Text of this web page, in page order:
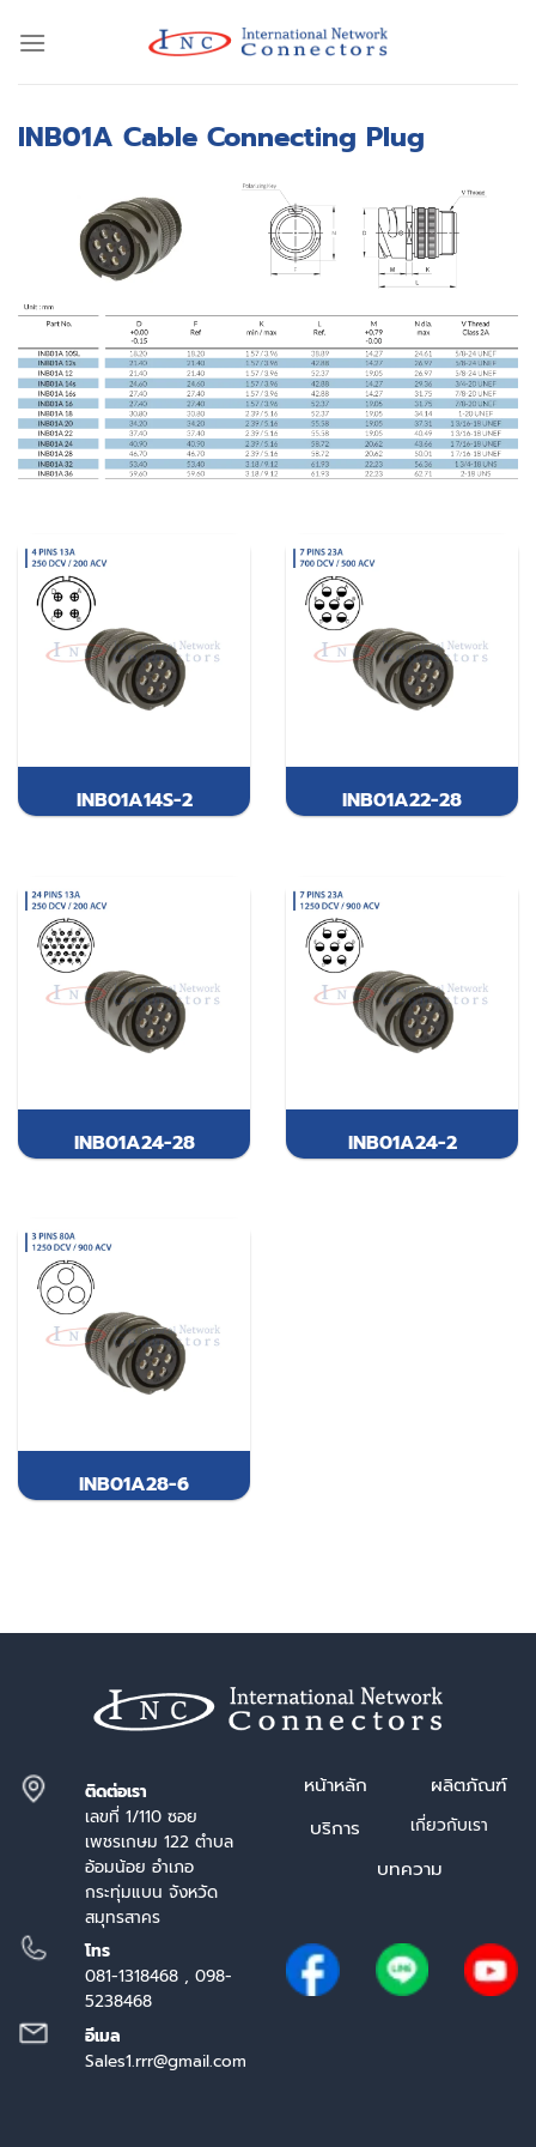
INB01A Cable Connecting Plug
INB01A14S-2 INB01A22-28
INB01A24-28 INB01A24-2
INB01A28-6
ติดต่อเรา
เลขที่ 1/110 ซอย
เพชรเกษม 122 ตำบล
อ้อมน้อย อำเภอ
กระทุ่มแบน จังหวัด
สมุทรสาคร
โทร
081-1318468 , 098-
5238468
อีเมล
Sales1.rrr@gmail.com
หน้าหลัก
ผลิตภัณฑ์
บริการ
เกี่ยวกับเรา
บทความ